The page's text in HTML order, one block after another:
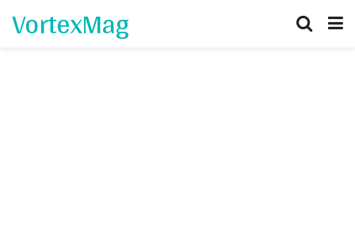
VortexMag